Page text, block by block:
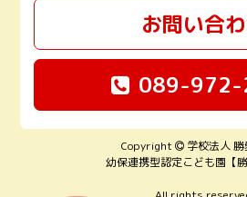
お問い合
089-972-
Copyright
学校法人
幼保連携型認定こども園【勝